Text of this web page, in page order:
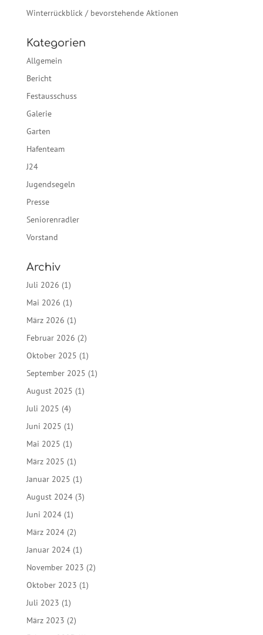
Winterrückblick / bevorstehende Aktionen
Kategorien
Allgemein
Bericht
Festausschuss
Galerie
Garten
Hafenteam
J24
Jugendsegeln
Presse
Seniorenradler
Vorstand
Archiv
Juli 2026 (1)
Mai 2026 (1)
März 2026 (1)
Februar 2026 (2)
Oktober 2025 (1)
September 2025 (1)
August 2025 (1)
Juli 2025 (4)
Juni 2025 (1)
Mai 2025 (1)
März 2025 (1)
Januar 2025 (1)
August 2024(3)
Juni 2024(1)
März 2024(2)
Januar 2024(1)
November 2023 (2)
Oktober 2023 (1)
Juli 2023 (1)
März 2023 (2)